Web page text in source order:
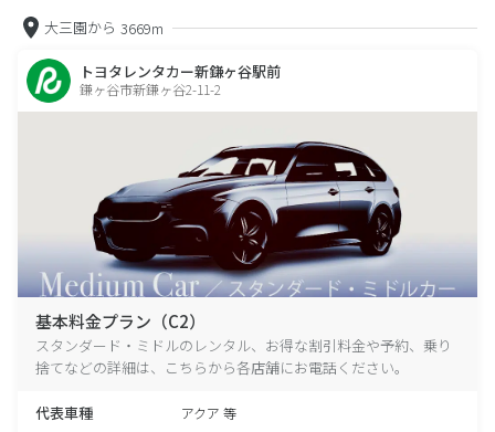
大三園から 3669m
トヨタレンタカー新鎌ヶ谷駅前
鎌ヶ谷市新鎌ヶ谷2-11-2
基本料金プラン（C2）
スタンダード・ミドルのレンタル、お得な割引料金や予約、乗り
捨てなどの詳細は、こちらから各店舗にお電話ください。
代表車種 アクア 等